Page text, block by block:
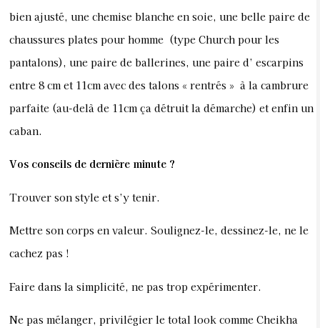
bien ajusté, une chemise blanche en soie, une belle paire de
chaussures plates pour homme (type Church pour les
pantalons), une paire de ballerines, une paire d’ escarpins
entre 8 cm et 11cm avec des talons « rentrés » à la cambrure
parfaite (au-delà de 11cm ça détruit la démarche) et enfin un
caban.
Vos conseils de dernière minute ?
Trouver son style et s’y tenir.
Mettre son corps en valeur. Soulignez-le, dessinez-le, ne le
cachez pas !
Faire dans la simplicité, ne pas trop expérimenter.
Ne pas mélanger, privilégier le total look comme Cheikha